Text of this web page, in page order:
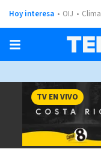
Hoy interesa OIJ Clima
TV EN VIVO